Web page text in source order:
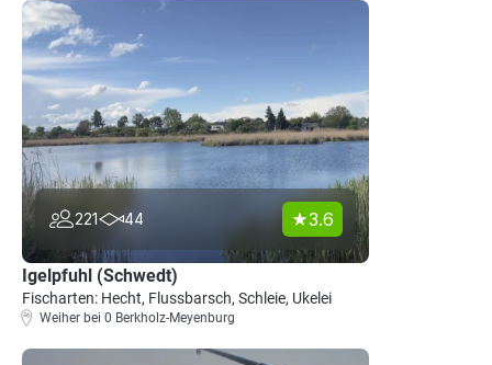
221 44 3.6
Igelpfuhl (Schwedt)
Fischarten: Hecht, Flussbarsch, Schleie, Ukelei
Weiher bei 0 Berkholz-Meyenburg